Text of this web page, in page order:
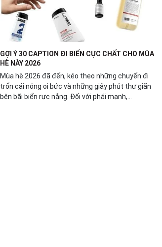
GỢI Ý 30 CAPTION ĐI BIỂN CỰC CHẤT CHO MÙA
HÈ NÀY 2026
Mùa hè 2026 đã đến, kéo theo những chuyến đi
trốn cái nóng oi bức và những giây phút thư giãn
bên bãi biển rực nắng. Đối với phái mạnh,...